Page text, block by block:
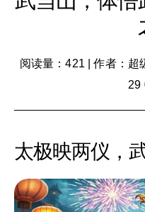
阅读量：421 |作者：超
29
太极映两仪，